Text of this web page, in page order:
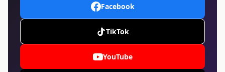
Facebook
TikTok
YouTube